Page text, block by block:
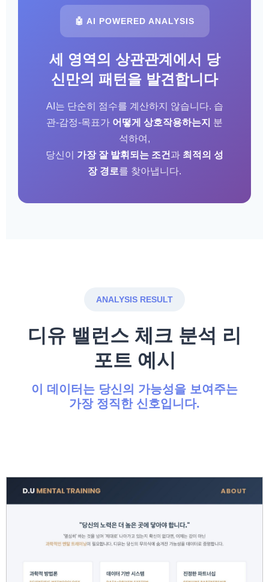
🤖 AI POWERED ANALYSIS
세 영역의 상관관계에서 당
신만의 패턴을 발견합니다
AI는 단순히 점수를 계산하지 않습니다. 습
관-감정-목표가 어떻게 상호작용하는지 분
석하여,
당신이 가장 잘 발휘되는 조건 과 최적의 성
장 경로를 찾아냅니다.
ANALYSIS RESULT
디유 밸런스 체크 분석 리
포트 예시
이 데이터는 당신의 가능성을 보여주는
가장 정직한 신호입니다.